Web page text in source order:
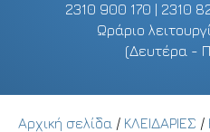
2310 900 170 | 2310
Ωράριο
(Δευτέρα -
Αρχική σελίδα / ΚΛΕΙΔΑΡΙΕΣ /